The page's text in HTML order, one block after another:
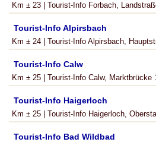
Km ± 23 | Tourist-Info Forbach,
Tourist-Info Alpirsbach
Km ± 24 | Tourist-Info Alpirsbach,
Tourist-Info Calw
Km ± 25 | Tourist-Info Calw, Marktbrücke
Tourist-Info Haigerloch
Km ± 25 | Tourist-Info Haigerloch,
Tourist-Info Bad Wildbad